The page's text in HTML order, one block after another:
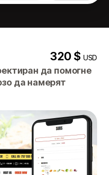
320 $USD
да помогне
да намерят